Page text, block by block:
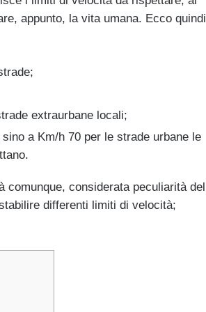
appunto, la vita umana. Ecco quindi
extraurbane locali;
a Km/h 70 per le strade urbane le
comunque, considerata peculiarità del
differenti limiti di velocità;